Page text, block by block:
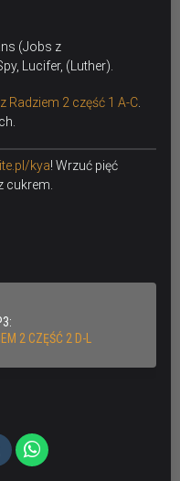
(Jobs z
Lucifer, (Luther).
Radziem 2 część 1 A-C
kya! Wrzuć pięć
cukrem.
2 CZĘŚĆ 2 D-L